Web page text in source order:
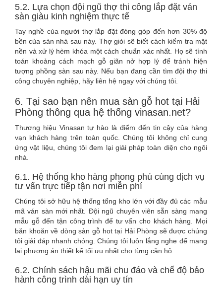
5.2. Lựa chọn đội ngũ thợ thi công lắp đặt ván
sàn giàu kinh nghiệm thực tế
Tay nghề của người thợ lắp đặt đóng góp đến hơn 30% độ
bền của sàn nhà sau này. Thợ giỏi sẽ biết cách kiểm tra mặt
nền và xử lý hèm khóa một cách chuẩn xác nhất. Họ sẽ tính
toán khoảng cách mạch gỗ giãn nở hợp lý để tránh hiện
tượng phồng sàn sau này. Nếu bạn đang cần tìm đội thợ thi
công chuyên nghiệp, hãy liên hệ ngay với chúng tôi.
6. Tại sao bạn nên mua sàn gỗ hot tại Hải
Phòng thông qua hệ thống vinasan.net?
Thương hiệu Vinasan tự hào là điểm đến tin cậy của hàng
vạn khách hàng trên toàn quốc. Chúng tôi không chỉ cung
ứng vật liệu, chúng tôi đem lại giải pháp toàn diện cho ngôi
nhà.
6.1. Hệ thống kho hàng phong phú cùng dịch vụ
tư vấn trực tiếp tận nơi miễn phí
Chúng tôi sở hữu hệ thống tổng kho lớn với đầy đủ các mẫu
mã ván sàn mới nhất. Đội ngũ chuyên viên sẵn sàng mang
mẫu gỗ đến tận công trình để tư vấn cho khách hàng. Mọi
băn khoăn về dòng sàn gỗ hot tại Hải Phòng sẽ được chúng
tôi giải đáp nhanh chóng. Chúng tôi luôn lắng nghe để mang
lại phương án thiết kế tối ưu nhất cho từng căn hộ.
6.2. Chính sách hậu mãi chu đáo và chế độ bảo
hành công trình dài hạn uy tín